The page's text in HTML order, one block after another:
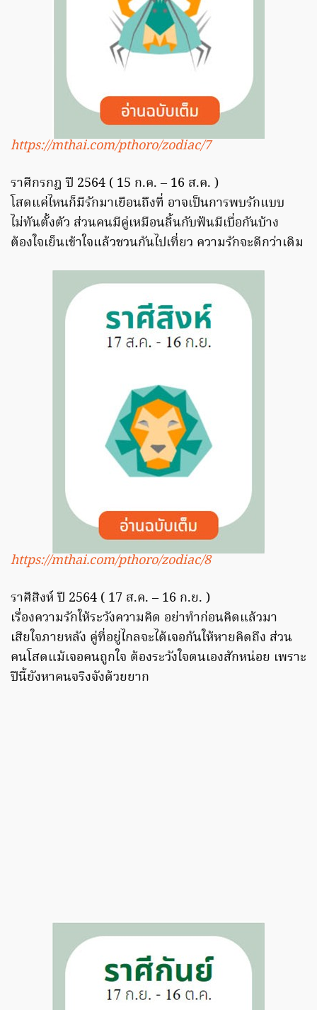
https://mthai.com/pthoro/zodiac/7
ราศีกรกฎ ปี 2564 ( 15 ก.ค. – 16 ส.ค. )
โสดแค่ไหนก็มีรักมาเยือนถึงที่ อาจเป็นการพบรักแบบ
ไม่ทันตั้งตัว ส่วนคนมีคู่เหมือนลิ้นกับฟันมีเบื่อกันบ้าง
ต้องใจเย็นเข้าใจแล้วชวนกันไปเที่ยว ความรักจะดีกว่าเดิม
https://mthai.com/pthoro/zodiac/8
ราศีสิงห์ ปี 2564 ( 17 ส.ค. – 16 ก.ย. )
เรื่องความรักให้ระวังความคิด อย่าทำก่อนคิดแล้วมา
เสียใจภายหลัง คู่ที่อยู่ไกลจะได้เจอกันให้หายคิดถึง ส่วน
คนโสดแม้เจอคนถูกใจ ต้องระวังใจตนเองสักหน่อย เพราะ
ปีนี้ยังหาคนจริงจังด้วยยาก